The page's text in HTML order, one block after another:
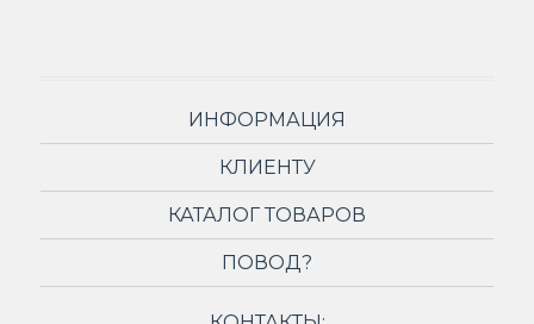
ИНФОРМАЦИЯ
КЛИЕНТУ
КАТАЛОГ ТОВАРОВ
ПОВОД?